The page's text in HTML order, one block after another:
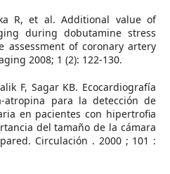
R, et al. Additional value of
during dobutamine stress
assessment of coronary artery
2008; 1 (2): 122-130.
F, Sagar KB. Ecocardiografía
atropina para la detección de
en pacientes con hipertrofia
del tamaño de la cámara
Circulación . 2000 ; 101 :